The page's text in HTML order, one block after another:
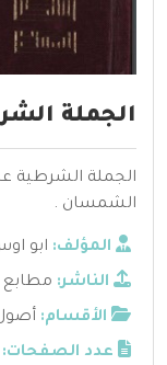
الجملة
الجملة الشرطية
الشمسان .
المؤلف: ابو
الناشر: مطابع
الأقسام:
عدد الصفحات: